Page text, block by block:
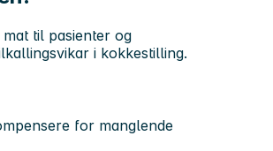
til pasienter og
i kokkestilling.
for manglende